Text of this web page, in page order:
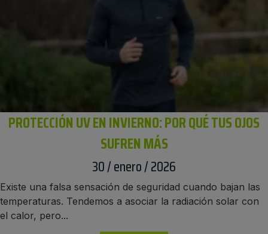
PROTECCIÓN UV EN INVIERNO: POR QUÉ TUS OJOS
SUFREN MÁS
30 / enero / 2026
Existe una falsa sensación de seguridad cuando bajan las
temperaturas. Tendemos a asociar la radiación solar con
el calor, pero...